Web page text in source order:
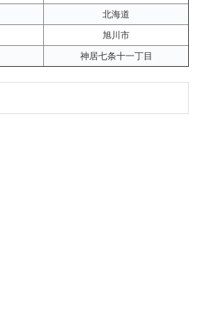
北海道
旭川市
神居七条十一丁目